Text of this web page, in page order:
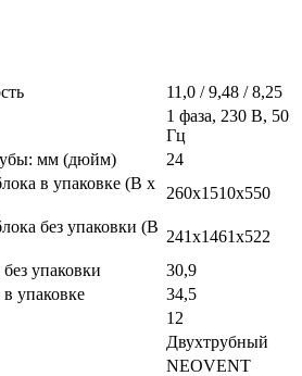
11,0 / 9,48 / 8,25
1 фаза, 230 В, 50
Гц
мм (дюйм)
24
в упаковке (В х
260х1510х550
без упаковки (В
241х1461х522
упаковки
30,9
упаковке
34,5
12
Двухтрубный
NEOVENT